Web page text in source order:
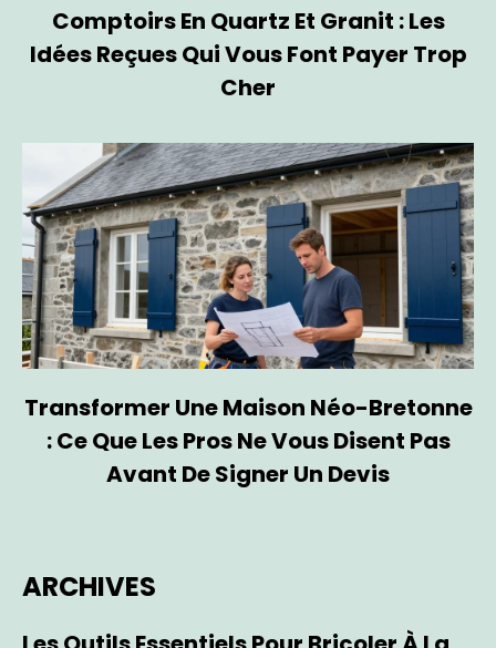
Comptoirs En Quartz Et Granit : Les
Idées Reçues Qui Vous Font Payer Trop
Cher
Transformer Une Maison Néo-Bretonne
: Ce Que Les Pros Ne Vous Disent Pas
Avant De Signer Un Devis
ARCHIVES